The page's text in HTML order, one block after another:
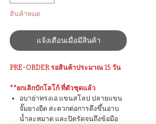
สินค้าหมด
แจ้งเตือนเมื่อมีสินค้า
PRE-ORDER รอสินค้าประมาณ​ 15วัน
**ยกเลิกปักโลโก้ ที่ตัวชุดแล้ว
อบาย่าทรงเอ แขนสโลป ปลายแขน
จั๊มยางยืด สะดวกต่อการดึงขึ้นอาบ
น้ำละหมาด และปิดรัดจนถึงข้อมือ